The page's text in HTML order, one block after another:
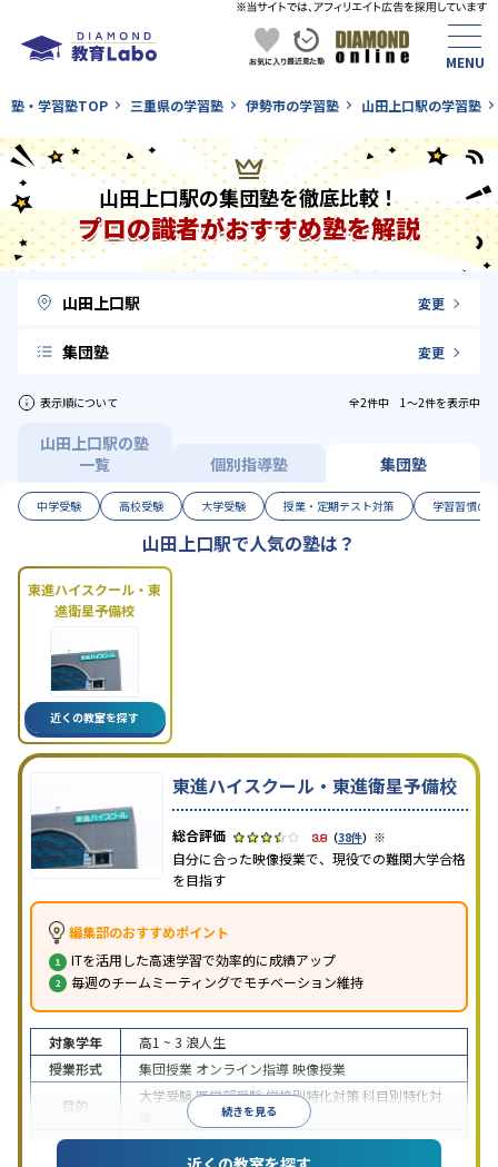
塾・学習塾TOP 三重県の学習塾 伊勢市の学習塾 山田上口駅の学習塾
山田上口駅の集団塾を徹底比較！
プロの識者がおすすめ塾を解説
山田上口駅 変更
集団塾 変更
表示順について 全2件中 1〜2件を表示中
山田上口駅の塾
一覧
個別指導塾 集団塾
中学受験 高校受験 大学受験 授業・定期テスト対策 学習習慣の
山田上口駅で人気の塾は？
東進ハイスクール・東
進衛星予備校
近くの教室を探す
東進ハイスクール・東進衛星予備校
3.8（38件） ※
自分に合った映像授業で、現役での難関大学合格
を目指す
編集部のおすすめポイント
ITを活用した高速学習で効率的に成績アップ
毎週のチームミーティングでモチベーション維持
続きを見る
対象学年 高1 ~ 3 浪人生
授業形式
集団授業 オンライン指導映像授業
目的
大学受験医学部受験学校別特化対策科目別特化対
特待生・奨学金制度あり授業の振替可能学習に